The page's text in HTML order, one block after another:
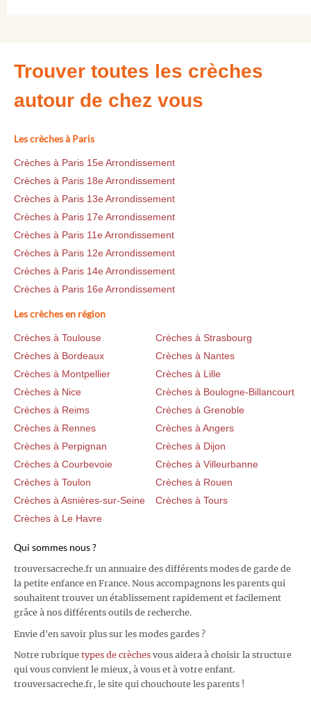
Trouver toutes les crèches
autour de chez vous
Les crèches à Paris
Crèches à Paris 15e Arrondissement
Crèches à Paris 18e Arrondissement
Crèches à Paris 13e Arrondissement
Crèches à Paris 17e Arrondissement
Crèches à Paris 11e Arrondissement
Crèches à Paris 12e Arrondissement
Crèches à Paris 14e Arrondissement
Crèches à Paris 16e Arrondissement
Les crèches en région
Crèches à Toulouse
Crèches à Strasbourg
Crèches à Bordeaux
Crèches à Nantes
Crèches à Montpellier
Crèches à Lille
Crèches à Nice
Crèches à Boulogne-Billancourt
Crèches à Reims
Crèches à Grenoble
Crèches à Rennes
Crèches à Angers
Crèches à Perpignan
Crèches à Dijon
Crèches à Courbevoie
Crèches à Villeurbanne
Crèches à Toulon
Crèches à Rouen
Crèches à Asnières-sur-Seine
Crèches à Tours
Crèches à Le Havre
Qui sommes nous ?
trouversacreche.fr un annuaire des différents modes de garde de
la petite enfance en France. Nous accompagnons les parents qui
souhaitent trouver un établissement rapidement et facilement
grâce à nos différents outils de recherche.
Envie d'en savoir plus sur les modes gardes ?
Notre rubrique types de crèches vous aidera à choisir la structure
qui vous convient le mieux, à vous et à votre enfant.
trouversacreche.fr, le site qui chouchoute les parents !